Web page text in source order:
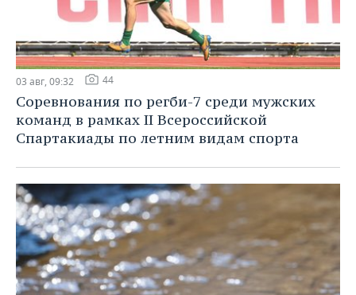
03 авг, 09:32 44
Соревнования по регби-7 среди мужских
команд в рамках II Всероссийской
Спартакиады по летним видам спорта